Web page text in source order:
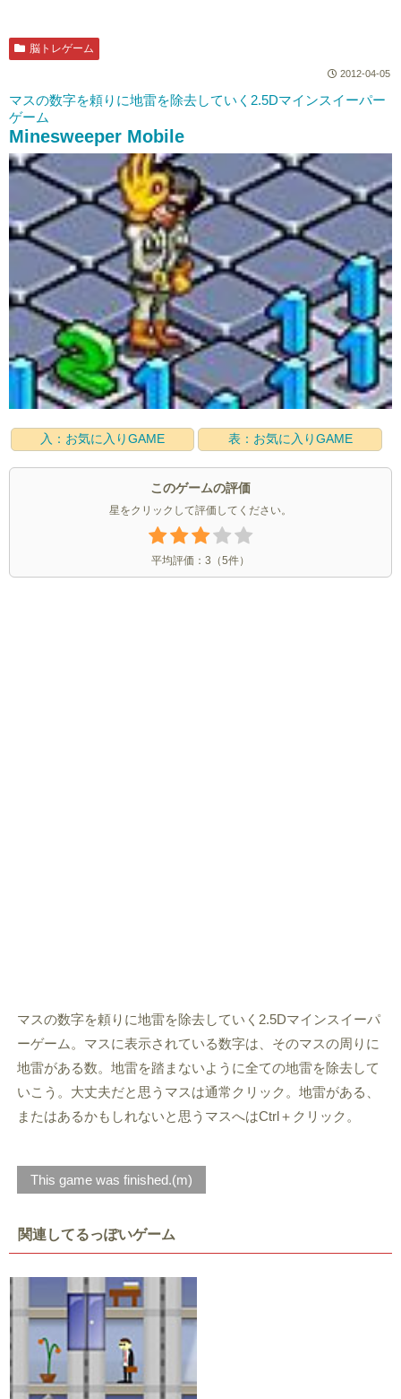
脳トレゲーム
2012-04-05
マスの数字を頼りに地雷を除去していく2.5Dマインスイーパー
ゲーム
Minesweeper Mobile
入：お気に入りGAME 表：お気に入りGAME
このゲームの評価
星をクリックして評価してください。
平均評価： 3 （5件）
マスの数字を頼りに地雷を除去していく2.5Dマインスイーパ
ーゲーム。マスに表示されている数字は、そのマスの周りに
地雷がある数。地雷を踏まないように全ての地雷を除去して
いこう。大丈夫だと思うマスは通常クリック。地雷がある、
またはあるかもしれないと思うマスへはCtrl＋クリック。
This game was finished.(m)
関連してるっぽいゲーム